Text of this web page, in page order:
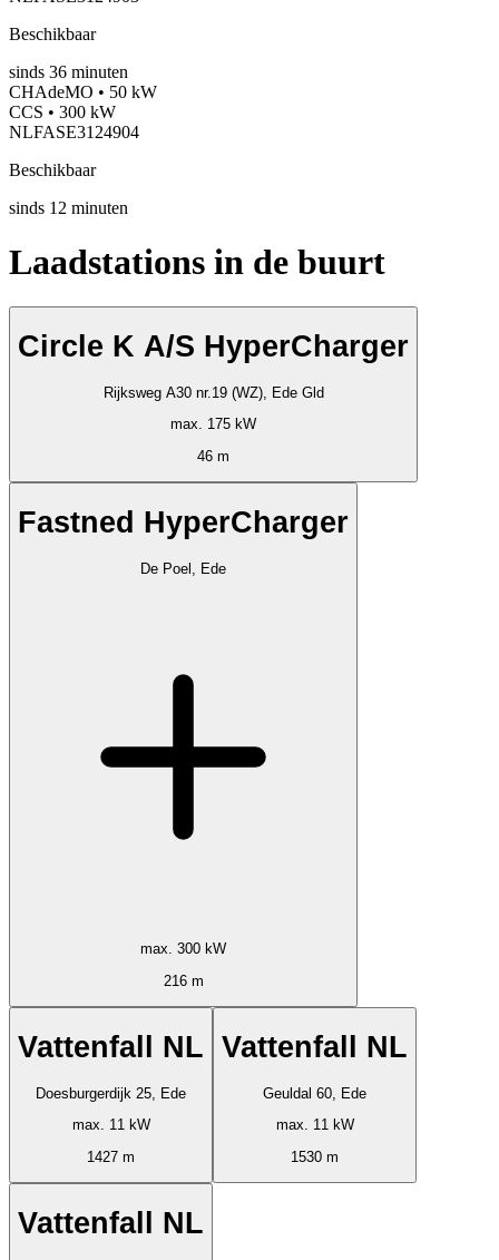
Beschikbaar
sinds 36 minuten
CHAdeMO • 50 kW
CCS • 300 kW
NLFASE3124904
Beschikbaar
sinds 12 minuten
Laadstations in de buurt
Circle K A/S HyperCharger
Rijksweg A30 nr.19 (WZ), Ede Gld
max. 175 kW
46 m
Fastned HyperCharger
De Poel, Ede
max. 300 kW
216 m
Vattenfall NL
Doesburgerdijk 25, Ede
max. 11 kW
1427 m
Vattenfall NL
Geuldal 60, Ede
max. 11 kW
1530 m
Vattenfall NL